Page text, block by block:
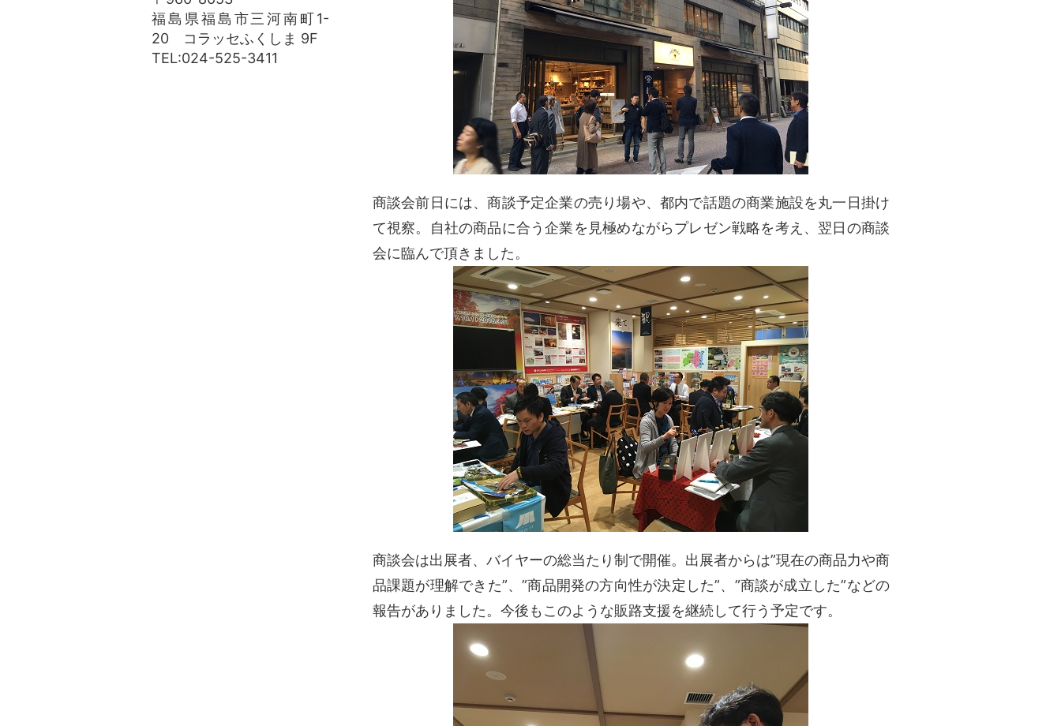
商談会前日には、商談予定企業の売り場や、都内で話題の商業施設を丸一日掛け
て視察。自社の商品に合う企業を見極めながらプレゼン戦略を考え、翌日の商談
会に臨んで頂きました。
商談会は出展者、バイヤーの総当たり制で開催。出展者からは”現在の商品力や商
品課題が理解できた”、”商品開発の方向性が決定した”、”商談が成立した”などの
報告がありました。今後もこのような販路支援を継続して行う予定です。
福島県福島市三河南町1-
20 コラッセふくしま 9F
TEL:024-525-3411